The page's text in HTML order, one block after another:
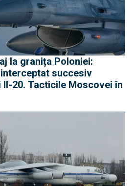
la granița Poloniei:
succesiv
20. Tacticile Moscovei în